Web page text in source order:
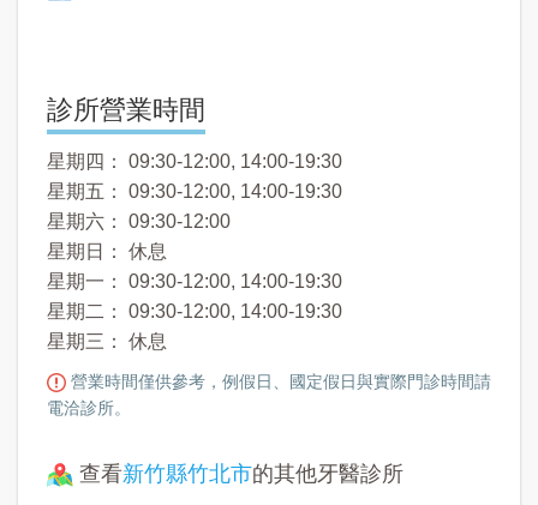
診所營業時間
星期四： 09:30-12:00, 14:00-19:30
星期五： 09:30-12:00, 14:00-19:30
星期六： 09:30-12:00
星期日： 休息
星期一： 09:30-12:00, 14:00-19:30
星期二： 09:30-12:00, 14:00-19:30
星期三： 休息
營業時間僅供參考，例假日、國定假日與實際門診時間請
電洽診所。
查看新竹縣竹北市的其他牙醫診所